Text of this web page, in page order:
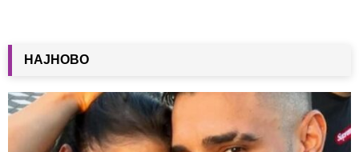
НАЈНОВО